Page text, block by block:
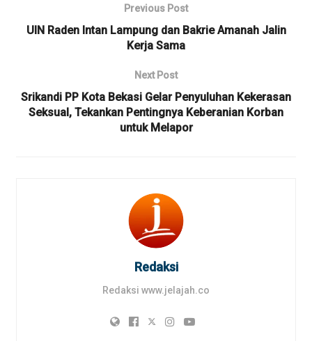
Previous Post
UIN Raden Intan Lampung dan Bakrie Amanah Jalin
Kerja Sama
Next Post
Srikandi PP Kota Bekasi Gelar Penyuluhan Kekerasan
Seksual, Tekankan Pentingnya Keberanian Korban
untuk Melapor
Redaksi
Redaksi www.jelajah.co